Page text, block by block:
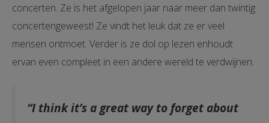
concerten. Ze is het afgelopen jaar naar meer dan twintig
concertengeweest! Ze vindt het leuk dat ze er veel
mensen ontmoet. Verder is ze dol op lezen enhoudt
ervan even compleet in een andere wereld te verdwijnen.
“I think it’s a great way to forget about